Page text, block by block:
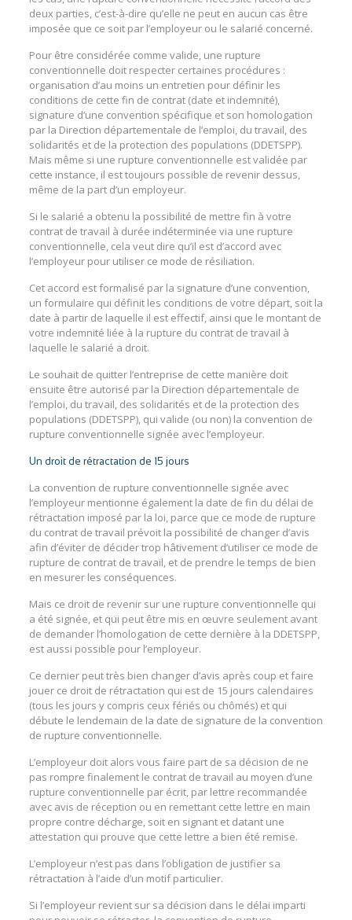
deux parties, c’est-à-dire qu’elle ne peut en aucun cas être
imposée que ce soit par l’employeur ou le salarié concerné.
Pour être considérée comme valide, une rupture
conventionnelle doit respecter certaines procédures :
organisation d’au moins un entretien pour définir les
conditions de cette fin de contrat (date et indemnité),
signature d’une convention spécifique et son homologation
par la Direction départementale de l’emploi, du travail, des
solidarités et de la protection des populations (DDETSPP).
Mais même si une rupture conventionnelle est validée par
cette instance, il est toujours possible de revenir dessus,
même de la part d’un employeur.
Si le salarié a obtenu la possibilité de mettre fin à votre
contrat de travail à durée indéterminée via une rupture
conventionnelle, cela veut dire qu’il est d’accord avec
l’employeur pour utiliser ce mode de résiliation.
Cet accord est formalisé par la signature d’une convention,
un formulaire qui définit les conditions de votre départ, soit la
date à partir de laquelle il est effectif, ainsi que le montant de
votre indemnité liée à la rupture du contrat de travail à
laquelle le salarié a droit.
Le souhait de quitter l’entreprise de cette manière doit
ensuite être autorisé par la Direction départementale de
l’emploi, du travail, des solidarités et de la protection des
populations (DDETSPP), qui valide (ou non) la convention de
rupture conventionnelle signée avec l’employeur.
Un droit de rétractation de 15 jours
La convention de rupture conventionnelle signée avec
l’employeur mentionne également la date de fin du délai de
rétractation imposé par la loi, parce que ce mode de rupture
du contrat de travail prévoit la possibilité de changer d’avis
afin d’éviter de décider trop hâtivement d’utiliser ce mode de
rupture de contrat de travail, et de prendre le temps de bien
en mesurer les conséquences.
Mais ce droit de revenir sur une rupture conventionnelle qui
a été signée, et qui peut être mis en œuvre seulement avant
de demander l’homologation de cette dernière à la DDETSPP,
est aussi possible pour l’employeur.
Ce dernier peut très bien changer d’avis après coup et faire
jouer ce droit de rétractation qui est de 15 jours calendaires
(tous les jours y compris ceux fériés ou chômés) et qui
débute le lendemain de la date de signature de la convention
de rupture conventionnelle.
L’employeur doit alors vous faire part de sa décision de ne
pas rompre finalement le contrat de travail au moyen d’une
rupture conventionnelle par écrit, par lettre recommandée
avec avis de réception ou en remettant cette lettre en main
propre contre décharge, soit en signant et datant une
attestation qui prouve que cette lettre a bien été remise.
L’employeur n’est pas dans l’obligation de justifier sa
rétractation à l’aide d’un motif particulier.
Si l’employeur revient sur sa décision dans le délai imparti